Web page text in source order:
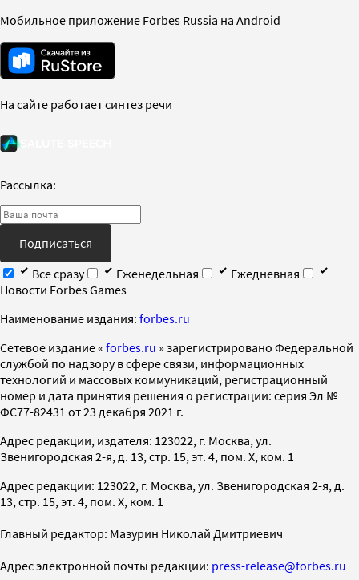
Мобильное приложение Forbes Russia на Android
На сайте работает синтез речи
Рассылка:
Подписаться
Все сразу
Еженедельная
Ежедневная
Новости Forbes Games
Наименование издания: forbes.ru
Cетевое издание « forbes.ru » зарегистрировано Федеральной
службой по надзору в сфере связи, информационных
технологий и массовых коммуникаций, регистрационный
номер и дата принятия решения о регистрации: серия Эл №
ФС77-82431 от 23 декабря 2021 г.
Адрес редакции, издателя: 123022, г. Москва, ул.
Звенигородская 2-я, д. 13, стр. 15, эт. 4, пом. X, ком. 1
Адрес редакции: 123022, г. Москва, ул. Звенигородская 2-я, д.
13, стр. 15, эт. 4, пом. X, ком. 1
Главный редактор: Мазурин Николай Дмитриевич
Адрес электронной почты редакции: press-release@forbes.ru